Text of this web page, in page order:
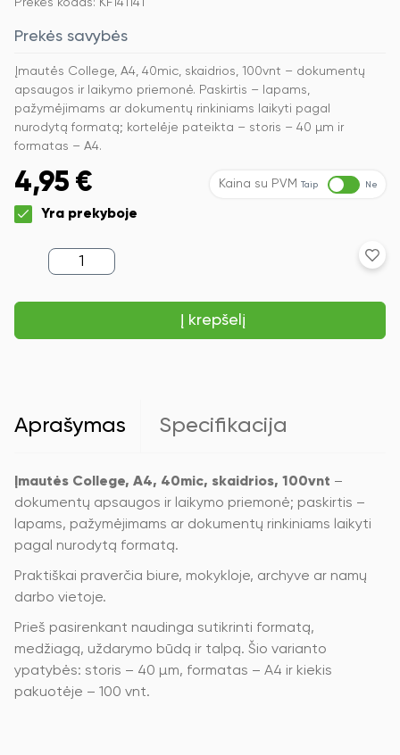
Prekės kodas: KF141141
Prekės savybės
Įmautės College, A4, 40mic, skaidrios, 100vnt – dokumentų
apsaugos ir laikymo priemonė. Paskirtis – lapams,
pažymėjimams ar dokumentų rinkiniams laikyti pagal
nurodytą formatą; kortelėje pateikta – storis – 40 µm ir
formatas – A4.
4,95 € Kaina su PVM Taip Ne
Yra prekyboje
produkto
kiekis:
College,
40mic,
Į krepšelį
Aprašymas Specifikacija
Įmautės College, A4, 40mic, skaidrios, 100vnt –
dokumentų apsaugos ir laikymo priemonė; paskirtis –
lapams, pažymėjimams ar dokumentų rinkiniams laikyti
pagal nurodytą formatą.
Praktiškai praverčia biure, mokykloje, archyve ar namų
darbo vietoje.
Prieš pasirenkant naudinga sutikrinti formatą,
medžiagą, uždarymo būdą ir talpą. Šio varianto
ypatybės: storis – 40 µm, formatas – A4 ir kiekis
pakuotėje – 100 vnt.